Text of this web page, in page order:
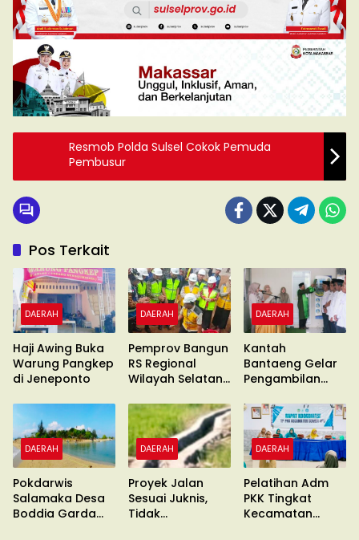
Resmob Polda Sulsel Cokok Pemuda
Pembusur
Pos Terkait
DAERAH
Haji Awing Buka
Warung Pangkep
di Jeneponto
DAERAH
Pemprov Bangun
RS Regional
Wilayah Selatan
DAERAH
Kantah
Bantaeng Gelar
Pengambilan
DAERAH
Pokdarwis
Salamaka Desa
Boddia Garda
DAERAH
Proyek Jalan
Sesuai Juknis,
Tidak
DAERAH
Pelatihan Adm
PKK Tingkat
Kecamatan